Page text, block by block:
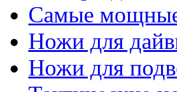
Самые
Ножи для
Ножи для